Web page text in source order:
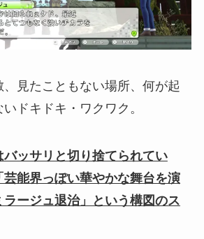
、見たこともない場所、何が起
ドキドキ・ワクワク。
ッサリと切り捨てられてい
能界っぽい華やかな舞台を演
ラージュ退治」という構図のス